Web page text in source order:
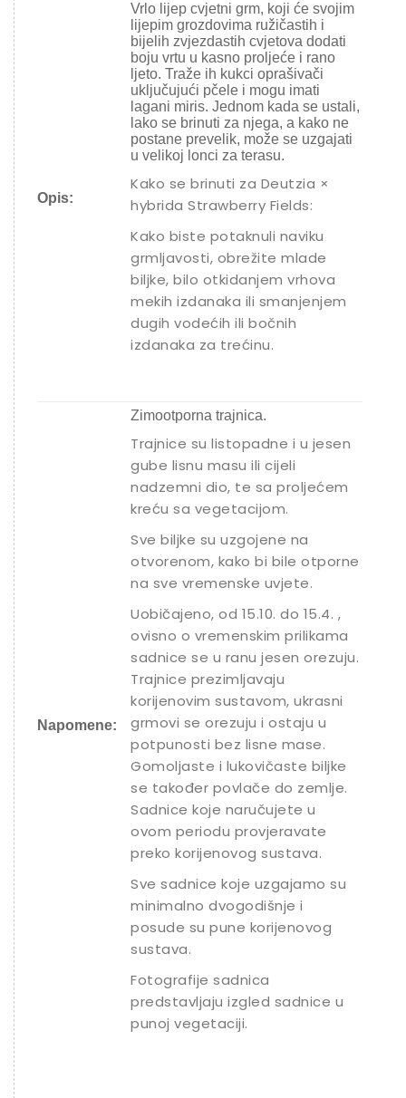
Opis:
Vrlo lijep cvjetni grm, koji će svojim
lijepim grozdovima ružičastih i
bijelih zvjezdastih cvjetova dodati
boju vrtu u kasno proljeće i rano
ljeto. Traže ih kukci oprašivači
uključujući pčele i mogu imati
lagani miris. Jednom kada se ustali,
lako se brinuti za njega, a kako ne
postane prevelik, može se uzgajati
u velikoj lonci za terasu.
Kako se brinuti za Deutzia ×
hybrida Strawberry Fields:
Kako biste potaknuli naviku
grmljavosti, obrežite mlade
biljke, bilo otkidanjem vrhova
mekih izdanaka ili smanjenjem
dugih vodećih ili bočnih
izdanaka za trećinu.
Napomene:
Zimootporna trajnica.
Trajnice su listopadne i u jesen
gube lisnu masu ili cijeli
nadzemni dio, te sa proljećem
kreću sa vegetacijom.
Sve biljke su uzgojene na
otvorenom, kako bi bile otporne
na sve vremenske uvjete.
Uobičajeno, od 15.10. do 15.4. ,
ovisno o vremenskim prilikama
sadnice se u ranu jesen orezuju.
Trajnice prezimljavaju
korijenovim sustavom, ukrasni
grmovi se orezuju i ostaju u
potpunosti bez lisne mase.
Gomoljaste i lukovičaste biljke
se također povlače do zemlje.
Sadnice koje naručujete u
ovom periodu provjeravate
preko korijenovog sustava.
Sve sadnice koje uzgajamo su
minimalno dvogodišnje i
posude su pune korijenovog
sustava.
Fotografije sadnica
predstavljaju izgled sadnice u
punoj vegetaciji.